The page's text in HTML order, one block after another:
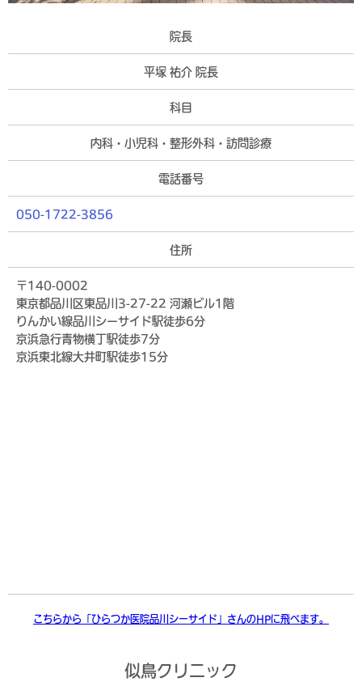
院長
平塚 祐介 院長
科目
内科・小児科・整形外科・訪問診療
電話番号
050-1722-3856
住所
〒140-0002
東京都品川区東品川3-27-22 河瀬ビル1階
りんかい線品川シーサイド駅徒歩6分
京浜急行青物横丁駅徒歩7分
京浜東北線大井町駅徒歩15分
こちらから「ひらつか医院品川シーサイド」さんのHPに飛べます。
似鳥クリニック